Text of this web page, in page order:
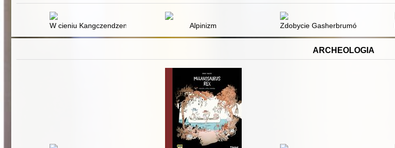
W cieniu Kangczendzengi Alpinizm Zdobycie Gasherbrumów
ARCHEOLOGIA